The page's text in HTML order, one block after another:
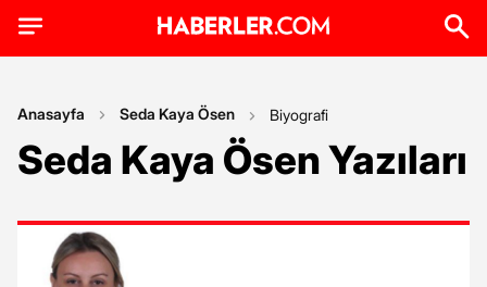
Anasayfa Seda Kaya Ösen Biyografi
Seda Kaya Ösen Yazıları